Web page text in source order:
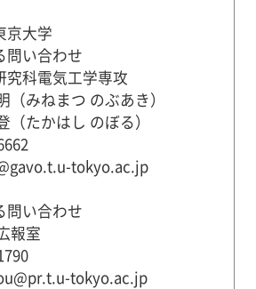
京大学
問い合わせ
究科電気工学専攻
みねまつ のぶあき）
たかはし のぼる）
tokyo.ac.jp
問い合わせ
報室
tokyo.ac.jp